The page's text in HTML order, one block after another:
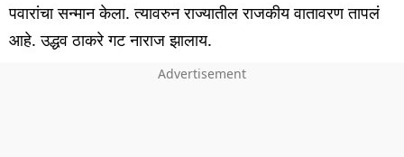
पवारांचा सन्मान केला. त्यावरुन राज्यातील राजकीय वातावरण तापलं
आहे. उद्धव ठाकरे गट नाराज झालाय.